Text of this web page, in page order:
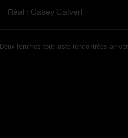
Réal : Casey Calvert
Deux femmes tout juste rencontrées